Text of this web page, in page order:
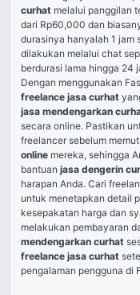
curhat melalui panggilan
dari Rp60,000 dan
durasinya hanyalah 1 jam
dilakukan melalui chat
berdurasi lama hingga 24
freelance jasa curhat
jasa mendengarkan
secara online. Pastikan
freelancer sebelum
online mereka, sehingga
bantuan jasa dengerin
harapan Anda. Cari
untuk menetapkan detail
kesepakatan harga dan
melakukan pembayaran
mendengarkan curhat
freelance jasa curhat
pengalaman pengguna di